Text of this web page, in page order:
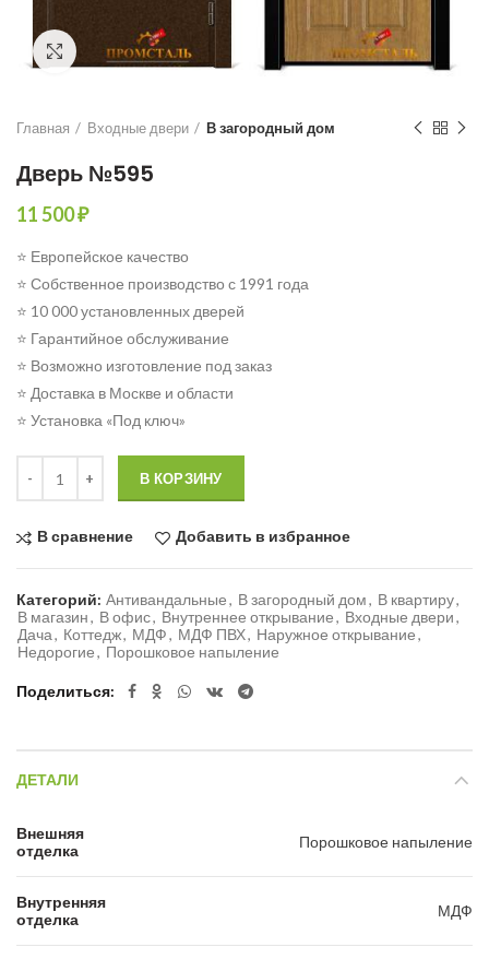
Click to enlarge
Главная Входные двери В загородный дом
Дверь №595
11 500₽
⭐ Европейское качество
⭐ Собственное производство с 1991 года
⭐ 10 000 установленных дверей
⭐ Гарантийное обслуживание
⭐ Возможно изготовление под заказ
⭐ Доставка в Москве и области
⭐ Установка «Под ключ»
В КОРЗИНУ
В сравнение Добавить в избранное
Категорий: Антивандальные, В загородный дом, В квартиру,
В магазин, В офис, Внутреннее открывание, Входные двери,
Дача, Коттедж, МДФ, МДФ ПВХ, Наружное открывание,
Недорогие, Порошковое напыление
Поделиться
ДЕТАЛИ
Внешняя
отделка
Порошковое напыление
Внутренняя
отделка
МДФ